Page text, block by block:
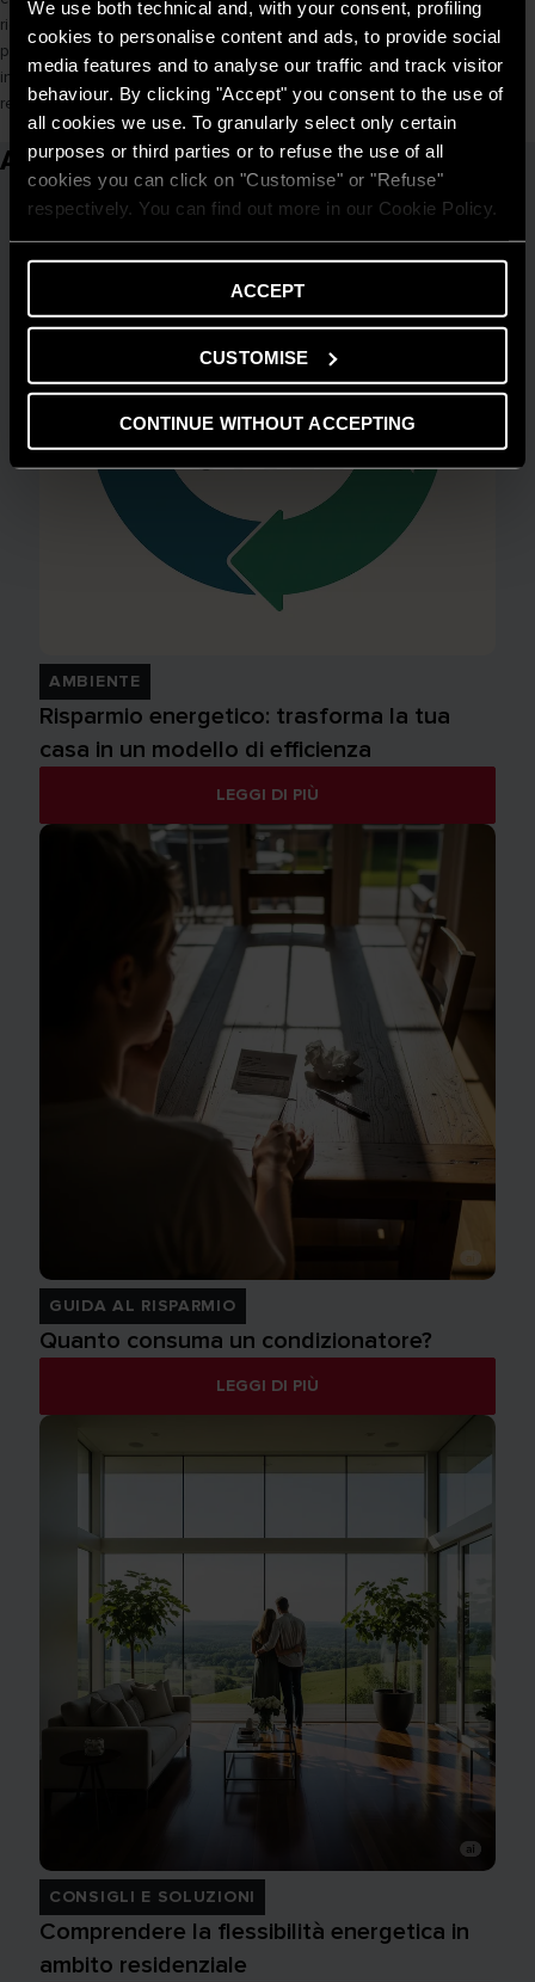
We use both technical and, with your consent, profiling
cookies to personalise content and ads, to provide social
media features and to analyse our traffic and track visitor
behaviour. By clicking "Accept" you consent to the use of
all cookies we use. To granularly select only certain
purposes or third parties or to refuse the use of all
cookies you can click on "Customise" or "Refuse"
respectively. You can find out more in our Cookie Policy.
ACCEPT
CUSTOMISE
CONTINUE WITHOUT ACCEPTING
ridurre al minimo il funzionamento dell’impianto. Lo stesso vale per
prese elettriche smart,
elettrodomestici connessi
intelligenti per il monitoraggio dei consumi a ciclo continuo anche da
remoto.
Articoli correlati
AMBIENTE
Risparmio energetico: trasforma la tua
casa in un modello di efficienza
LEGGI DI PIÙ
GUIDA AL RISPARMIO
Quanto consuma un condizionatore?
LEGGI DI PIÙ
CONSIGLI E SOLUZIONI
Comprendere la flessibilità energetica in
ambito residenziale